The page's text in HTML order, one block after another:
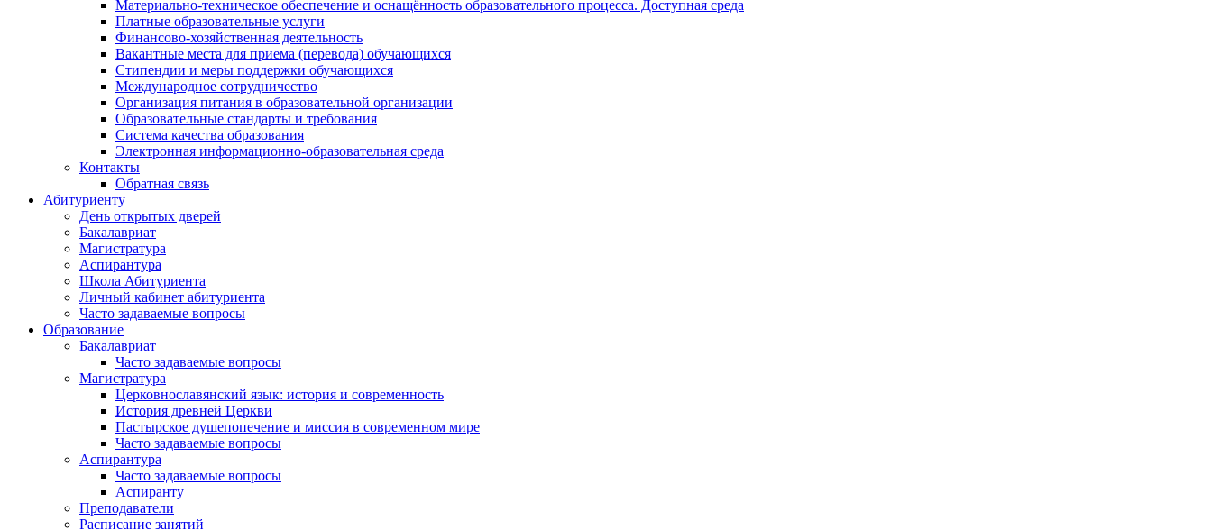
Материально-техническое обеспечение и оснащённость образовательного процесса. Доступная среда
Платные образовательные услуги
Финансово-хозяйственная деятельность
Вакантные места для приема (перевода) обучающихся
Стипендии и меры поддержки обучающихся
Международное сотрудничество
Организация питания в образовательной организации
Образовательные стандарты и требования
Система качества образования
Электронная информационно-образовательная среда
Контакты
Обратная связь
Абитуриенту
День открытых дверей
Бакалавриат
Магистратура
Аспирантура
Школа Абитуриента
Личный кабинет абитуриента
Часто задаваемые вопросы
Образование
Бакалавриат
Часто задаваемые вопросы
Магистратура
Церковнославянский язык: история и современность
История древней Церкви
Пастырское душепопечение и миссия в современном мире
Часто задаваемые вопросы
Аспирантура
Часто задаваемые вопросы
Аспиранту
Преподаватели
Расписание занятий